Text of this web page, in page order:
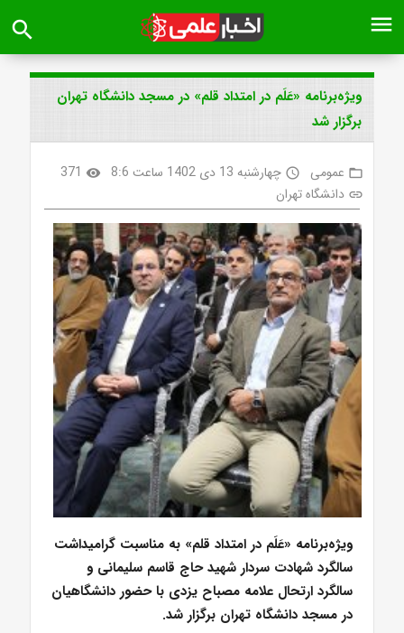
menu
search
ویژه‌برنامه «عَلَم در امتداد قلم» در مسجد دانشگاه تهران
برگزار شد
folder_open عمومی access_time چهارشنبه 13 دی 1402 ساعت 8:6 visibility
371
link دانشگاه تهران
ویژه‌برنامه «عَلَم در امتداد قلم» به مناسبت گرامیداشت
سالگرد شهادت سردار شهید حاج قاسم سلیمانی و
سالگرد ارتحال علامه مصباح یزدی با حضور دانشگاهیان
در مسجد دانشگاه تهران برگزار شد.